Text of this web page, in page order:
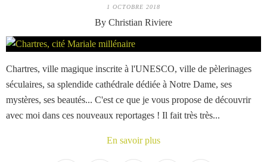
1 OCTOBRE 2018
By Christian Riviere
Chartres, ville magique inscrite à l'UNESCO, ville de pèlerinages
séculaires, sa splendide cathédrale dédiée à Notre Dame, ses
mystères, ses beautés... C'est ce que je vous propose de découvrir
avec moi dans ces nouveaux reportages ! Il fait très très...
En savoir plus